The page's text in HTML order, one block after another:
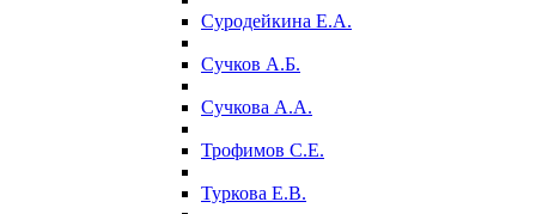
Суродейкина Е.А.
Сучков А.Б.
Сучкова А.А.
Трофимов С.Е.
Туркова Е.В.